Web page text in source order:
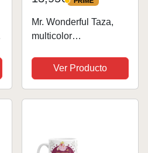
PRIME
Mr. Wonderful Taza,
multicolor
Ver Producto